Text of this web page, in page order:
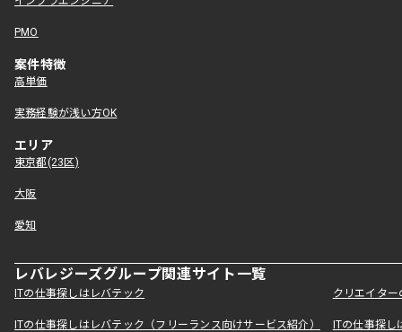
PMO
案件特徴
高単価
実務経験が浅い方OK
エリア
東京都(23区)
大阪
愛知
レバレジーズグループ関連サイト一覧
ITの仕事探しはレバテック クリエイタ
ITの仕事探しはレバテック（フリーランス向けサービス紹介） ITの仕事探